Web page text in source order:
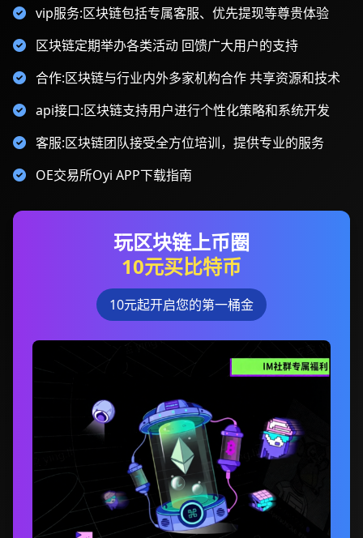
vip服务:区块链包括专属客服、优先提现等尊贵体验
区块链定期举办各类活动 回馈广大用户的支持
合作:区块链与行业内外多家机构合作 共享资源和技术
api接口:区块链支持用户进行个性化策略和系统开发
客服:区块链团队接受全方位培训，提供专业的服务
OE交易所Oyi APP下载指南
玩区块链上币圈
10元买比特币
10元起开启您的第一桶金